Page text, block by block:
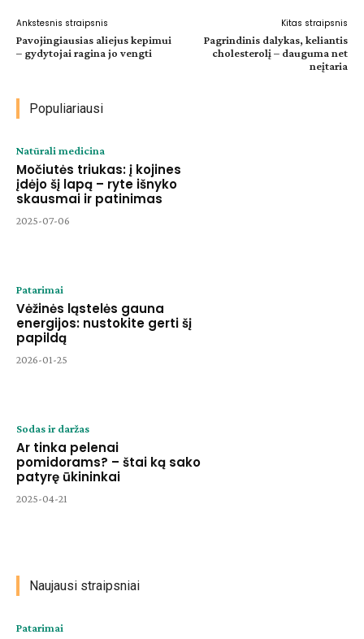
Ankstesnis straipsnis
Pavojingiausias aliejus kepimui
– gydytojai ragina jo vengti
Kitas straipsnis
Pagrindinis dalykas, keliantis
cholesterolį – dauguma net
neįtaria
Populiariausi
Natūrali medicina
Močiutės triukas: į kojines
įdėjo šį lapą – ryte išnyko
skausmai ir patinimas
2025-07-06
Patarimai
Vėžinės ląstelės gauna
energijos: nustokite gerti šį
papildą
2026-01-25
Sodas ir daržas
Ar tinka pelenai
pomidorams? – štai ką sako
patyrę ūkininkai
2025-04-21
Naujausi straipsniai
Patarimai